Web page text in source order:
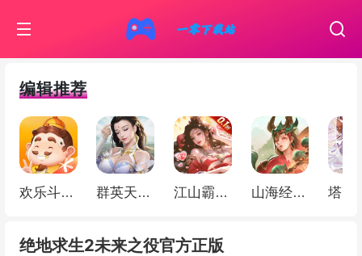
编辑推荐
欢乐斗地主 群英天下（0.05折千元代金） 江山霸主（天天送648） 山海经幻想录（ 1折免费版）
绝地求生2未来之役官方正版